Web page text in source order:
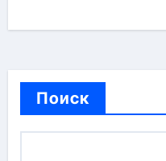
Поиск